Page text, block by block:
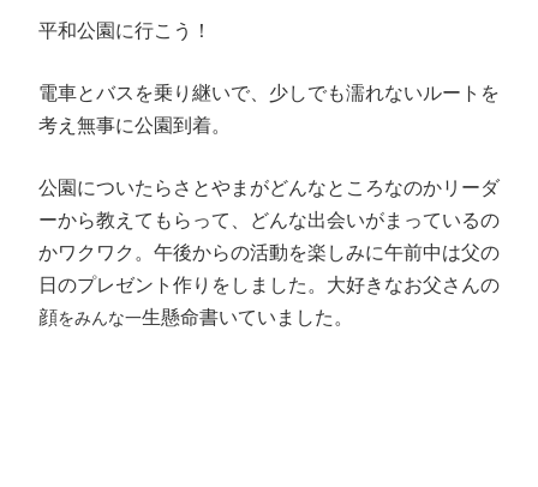
平和公園に行こう！
電車とバスを乗り継いで、少しでも濡れないルートを
考え無事に公園到着。
公園についたらさとやまがどんなところなのかリーダ
ーから教えてもらって、どんな出会いがまっているの
かワクワク。午後からの活動を楽しみに午前中は父の
日のプレゼント作りをしました。大好きなお父さんの
顔をみんな一生懸命書いていました。